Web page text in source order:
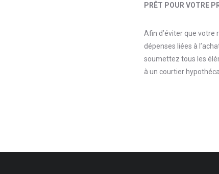
PRÊT POUR VOTRE
Afin d’éviter que votre
dépenses liées à
soumettez tous les
à un courtier